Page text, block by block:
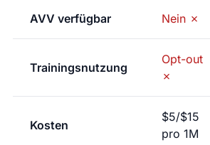
AVV verfügbar Nein ✗
Trainingsnutzung
Opt-out
✗
Kosten
$5/$15
pro 1M